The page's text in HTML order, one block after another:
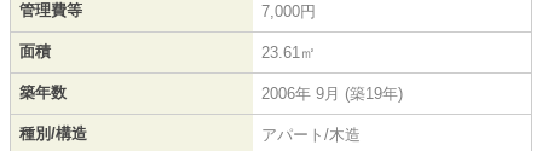
管理費等 7,000円
面積 23.61㎡
築年数 2006年 9月 (築19年)
種別/構造 アパート/木造